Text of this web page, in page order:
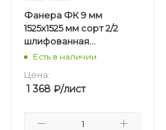
Фанера ФК 9 мм
1525х1525 мм сорт 2/2
шлифованная
березовая
Есть в наличии
Цена:
1 368 ₽/лист